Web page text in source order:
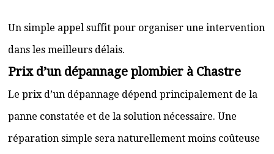
Un simple appel suffit pour organiser une intervention
dans les meilleurs délais.
Prix d’un dépannage plombier à Chastre
Le prix d’un dépannage dépend principalement de la
panne constatée et de la solution nécessaire. Une
réparation simple sera naturellement moins coûteuse